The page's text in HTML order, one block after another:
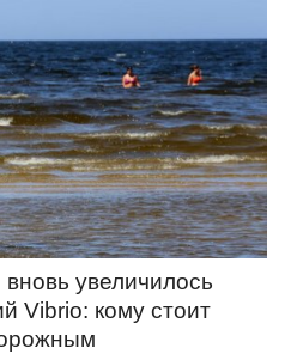
увеличилось
Vibrio: кому стоит